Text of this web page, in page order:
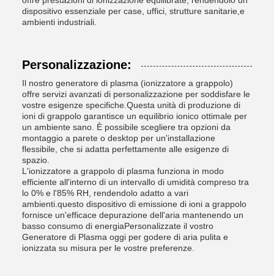
dispositivo essenziale per case, uffici, strutture sanitarie,e
ambienti industriali.
Personalizzazione:
Il nostro generatore di plasma (ionizzatore a grappolo)
offre servizi avanzati di personalizzazione per soddisfare le
vostre esigenze specifiche.Questa unità di produzione di
ioni di grappolo garantisce un equilibrio ionico ottimale per
un ambiente sano. È possibile scegliere tra opzioni da
montaggio a parete o desktop per un'installazione
flessibile, che si adatta perfettamente alle esigenze di
spazio.
L'ionizzatore a grappolo di plasma funziona in modo
efficiente all'interno di un intervallo di umidità compreso tra
lo 0% e l'85% RH, rendendolo adatto a vari
ambienti.questo dispositivo di emissione di ioni a grappolo
fornisce un'efficace depurazione dell'aria mantenendo un
basso consumo di energiaPersonalizzate il vostro
Generatore di Plasma oggi per godere di aria pulita e
ionizzata su misura per le vostre preferenze.